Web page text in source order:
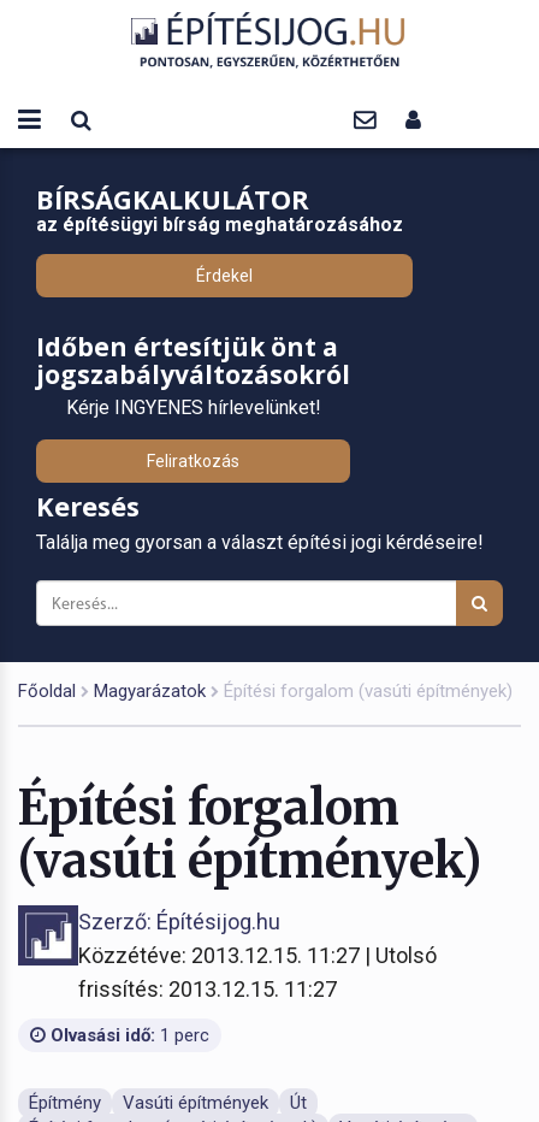
BÍRSÁGKALKULÁTOR
az építésügyi bírság meghatározásához
Érdekel
Időben értesítjük önt a
jogszabályváltozásokról
Kérje INGYENES hírlevelünket!
Feliratkozás
Keresés
Találja meg gyorsan a választ építési jogi kérdéseire!
Főoldal Magyarázatok Építési forgalom (vasúti építmények)
Építési forgalom
(vasúti építmények)
Szerző: Építésijog.hu
Közzétéve: 2013.12.15. 11:27 | Utolsó
frissítés: 2013.12.15. 11:27
Olvasási idő: 1 perc
Építmény Vasúti építmények
Út